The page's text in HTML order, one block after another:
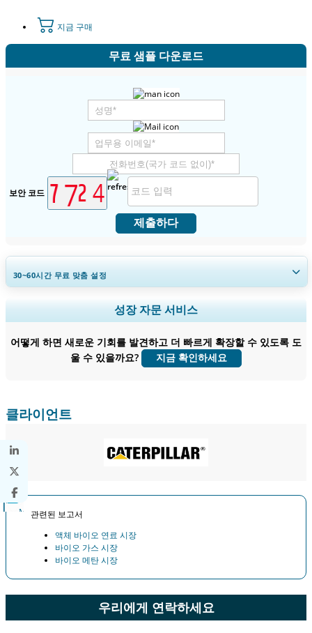
지금 구매
무료 샘플 다운로드
보안 코드
제출하다
30~60시간무료 맞춤 설정
지역 및 국가 범위 확장, 세그먼트 분석, 기업 프로필, 경쟁 벤치마킹, 및 최
종 사용자 인사이트.
지금 맞춤 설정
성장 자문 서비스
어떻게 하면 새로운 기회를 발견하고 더 빠르게 확장할 수 있도록 도
울 수 있을까요?
지금 확인하세요
클라이언트
관련된 보고서
액체 바이오 연료 시장
바이오 가스 시장
바이오 메탄 시장
우리에게 연락하세요